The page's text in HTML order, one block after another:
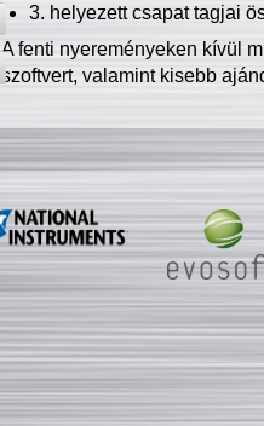
3. helyezett csapat tagjai
A fenti nyereményeken kívül
szoftvert, valamint kisebb